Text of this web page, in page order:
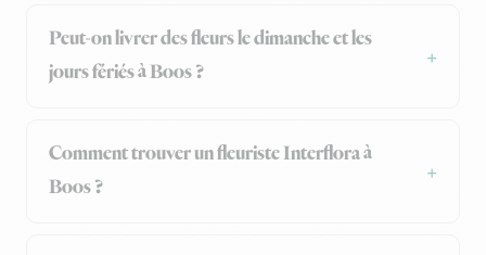
Peut-on livrer des fleurs le dimanche et les
jours fériés à Boos ?
Comment trouver un fleuriste Interflora à
Boos ?